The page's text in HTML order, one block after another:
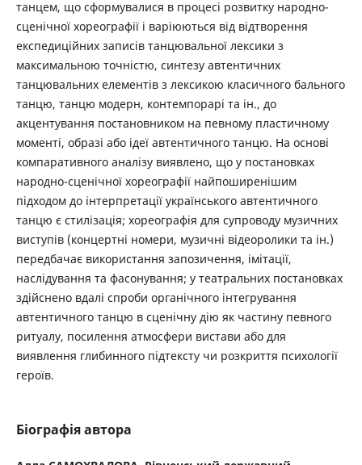
танцем, що сформувалися в процесі розвитку народно-
сценічної хореографії і варіюються від відтворення
експедиційних записів танцювальної лексики з
максимальною точністю, синтезу автентичних
танцювальних елементів з лексикою класичного бального
танцю, танцю модерн, контемпорарі та ін., до
акцентування постановником на певному пластичному
моменті, образі або ідеї автентичного танцю. На основі
компаративного аналізу виявлено, що у постановках
народно-сценічної хореографії найпоширенішим
підходом до інтерпретації українського автентичного
танцю є стилізація; хореографія для супроводу музичних
виступів (концертні номери, музичні відеоролики та ін.)
передбачає використання запозичення, імітації,
наслідування та фасонування; у театральних постановках
здійснено вдалі спроби органічного інтегрування
автентичного танцю в сценічну дію як частину певного
ритуалу, посилення атмосфери вистави або для
виявлення глибинного підтексту чи розкриття психології
героїв.
Біографія автора